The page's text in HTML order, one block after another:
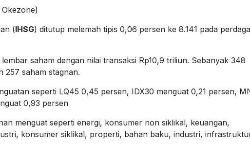
(IHSG) ditutup melemah tipis 0,06 persen ke 8.141 pada
saham dengan nilai transaksi Rp10,9 triliun. Sebanyak 348
257 saham stagnan.
seperti LQ45 0,45 persen, IDX30 menguat 0,21 persen,
0,93 persen
menguat seperti energi, konsumer non siklikal, keuangan,
konsumer siklikal, properti, bahan baku, industri,